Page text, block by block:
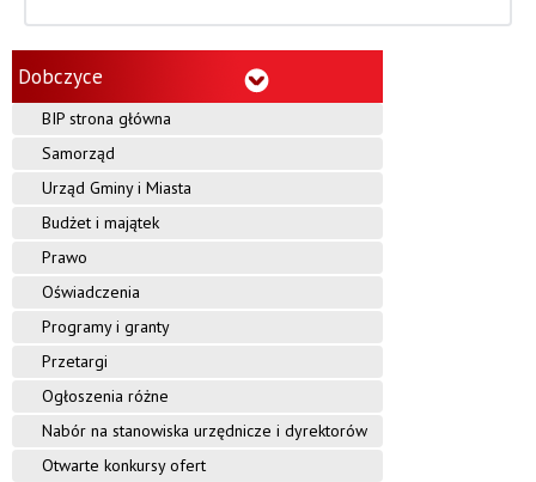
c
y
Dobczyce
BIP strona główna
Samorząd
Urząd Gminy i Miasta
Budżet i majątek
Prawo
Oświadczenia
Programy i granty
Przetargi
Ogłoszenia różne
Nabór na stanowiska urzędnicze i dyrektorów
Otwarte konkursy ofert